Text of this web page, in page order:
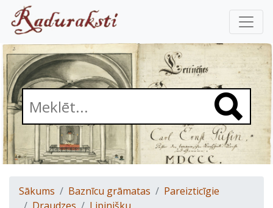
Sākums Baznīcu grāmatas
Pareizticīgie